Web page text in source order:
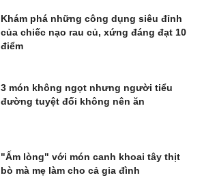
Khám phá những công dụng siêu đỉnh
của chiếc nạo rau củ, xứng đáng đạt 10
điểm
3 món không ngọt nhưng người tiểu
đường tuyệt đối không nên ăn
"Ấm lòng" với món canh khoai tây thịt
bò mà mẹ làm cho cả gia đình